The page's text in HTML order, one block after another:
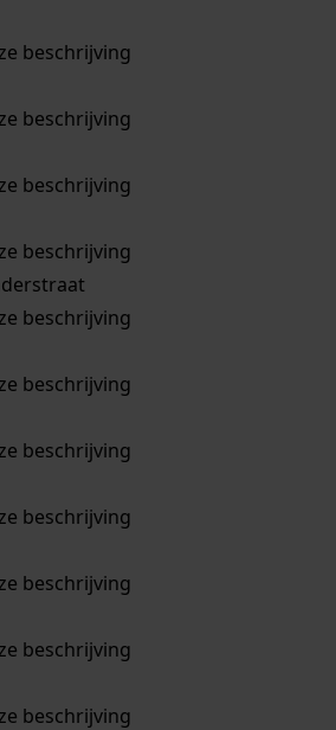
beschrijving
beschrijving
beschrijving
beschrijving
beschrijving
beschrijving
beschrijving
beschrijving
beschrijving
beschrijving
beschrijving